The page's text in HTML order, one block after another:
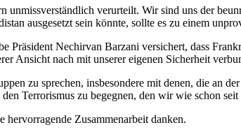
unmissverständlich verurteilt. Wir sind uns der
ausgesetzt sein könnte, sollte es zu einem
Präsident Nechirvan Barzani versichert, dass
Ansicht nach mit unserer eigenen Sicherheit
zu sprechen, insbesondere mit denen, die an
Terrorismus zu begegnen, den wir wie schon
Zusammenarbeit danken.